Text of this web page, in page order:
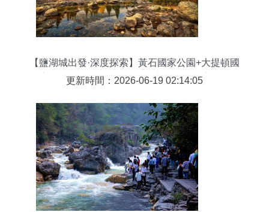
【鹽湖城出發·深度探索】黃石國家公園+大提頓國
家公園精品4日游 ｜行程可定制，含酒店門票
更新時間：2026-06-19 02:14:05